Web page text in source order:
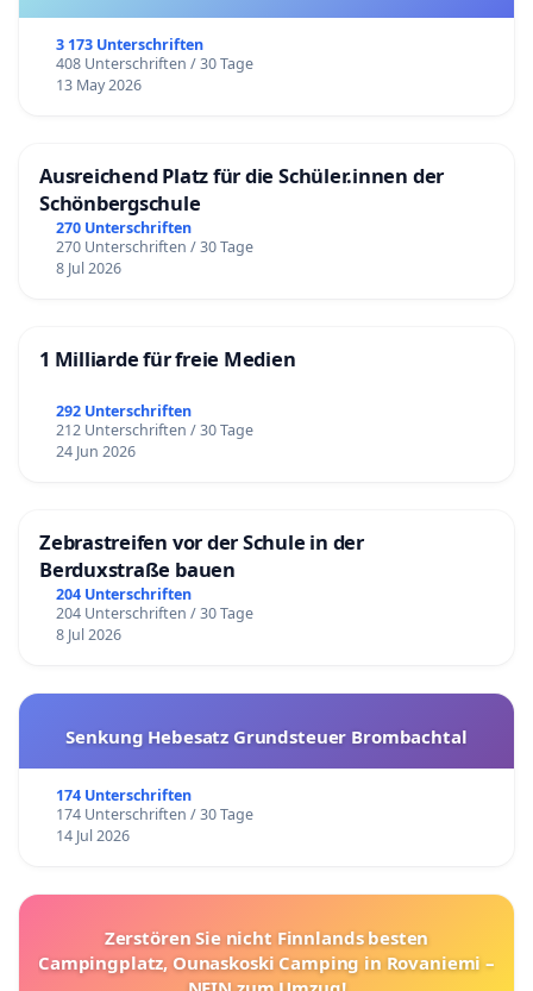
3 173 Unterschriften
408 Unterschriften / 30 Tage
13 May 2026
Ausreichend Platz für die Schüler.innen der
Schönbergschule
270 Unterschriften
270 Unterschriften / 30 Tage
8 Jul 2026
1 Milliarde für freie Medien
292 Unterschriften
212 Unterschriften / 30 Tage
24 Jun 2026
Zebrastreifen vor der Schule in der
Berduxstraße bauen
204 Unterschriften
204 Unterschriften / 30 Tage
8 Jul 2026
Senkung Hebesatz Grundsteuer Brombachtal
174 Unterschriften
174 Unterschriften / 30 Tage
14 Jul 2026
Zerstören Sie nicht Finnlands besten
Campingplatz, Ounaskoski Camping in Rovaniemi –